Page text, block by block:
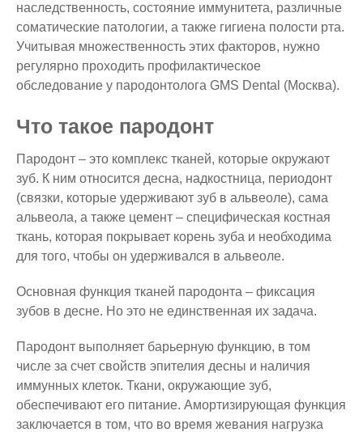
наследственность, состояние иммунитета, различные
соматические патологии, а также гигиена полости рта.
Учитывая множественность этих факторов, нужно
регулярно проходить профилактическое
обследование у пародонтолога GMS Dental (Москва).
Что такое пародонт
Пародонт – это комплекс тканей, которые окружают
зуб. К ним относится десна, надкостница, периодонт
(связки, которые удерживают зуб в альвеоле), сама
альвеола, а также цемент – специфическая костная
ткань, которая покрывает корень зуба и необходима
для того, чтобы он удерживался в альвеоле.
Основная функция тканей пародонта – фиксация
зубов в десне. Но это не единственная их задача.
Пародонт выполняет барьерную функцию, в том
числе за счет свойств эпителия десны и наличия
иммунных клеток. Ткани, окружающие зуб,
обеспечивают его питание. Амортизирующая функция
заключается в том, что во время жевания нагрузка